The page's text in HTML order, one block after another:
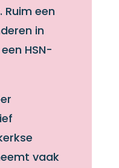
Ruim een
in
HSN-
vaak